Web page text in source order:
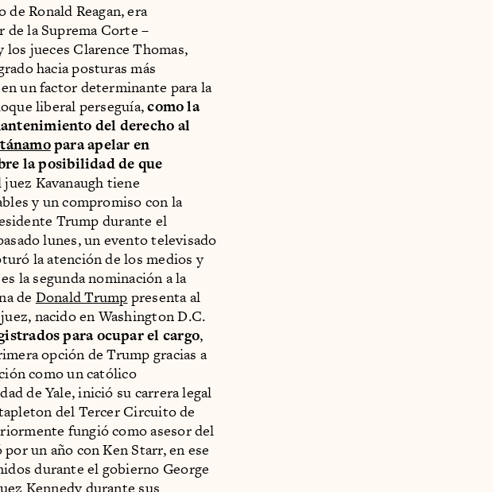
Ronald Reagan, era
la Suprema Corte –
jueces Clarence Thomas,
hacia posturas más
un factor determinante para la
liberal perseguía,como la
del derecho al
para apelar en
la posibilidad de que
juez Kavanaugh tiene
y un compromiso con la
Trump durante el
lunes, un evento televisado
la atención de los medios y
la segunda nominación a la
de Donald Trump presenta al
nacido en Washington D.C.
para ocupar el cargo,
opción de Trump gracias a
como un católico
de Yale, inició su carrera legal
del Tercer Circuito de
fungió como asesor del
un año con Ken Starr, en ese
durante el gobierno George
Kennedy durante sus